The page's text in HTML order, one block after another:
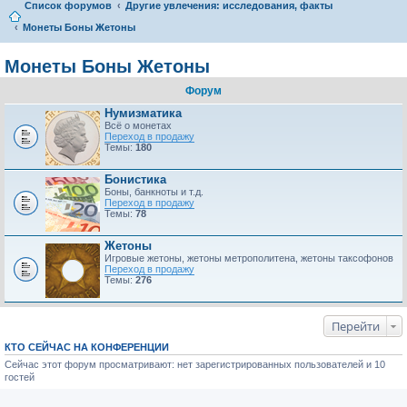
Список форумов
Другие увлечения: исследования, факты
Монеты Боны Жетоны
Монеты Боны Жетоны
Форум
Нумизматика
Всё о монетах
Переход в продажу
Темы: 180
Бонистика
Боны, банкноты и т.д.
Переход в продажу
Темы: 78
Жетоны
Игровые жетоны, жетоны метрополитена, жетоны таксофонов
Переход в продажу
Темы: 276
Перейти
КТО СЕЙЧАС НА КОНФЕРЕНЦИИ
Сейчас этот форум просматривают: нет зарегистрированных пользователей и 10
гостей